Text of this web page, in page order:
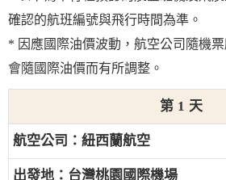
確認的航班編號與飛行時間為準。
* 因應國際油價波動，航空公司隨機
會隨國際油價而有所調整。
1
紐西蘭航空
台灣桃園國際機場